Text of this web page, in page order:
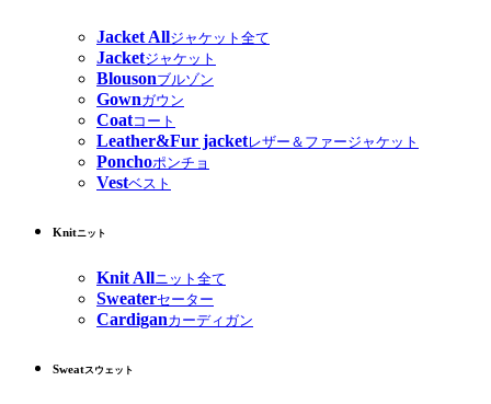
Jacket Allジャケット全て
Jacketジャケット
Blousonブルゾン
Gownガウン
Coatコート
Leather&Fur jacketレザー＆ファージャケット
Ponchoポンチョ
Vestベスト
Knitニット
Knit Allニット全て
Sweaterセーター
Cardiganカーディガン
Sweatスウェット